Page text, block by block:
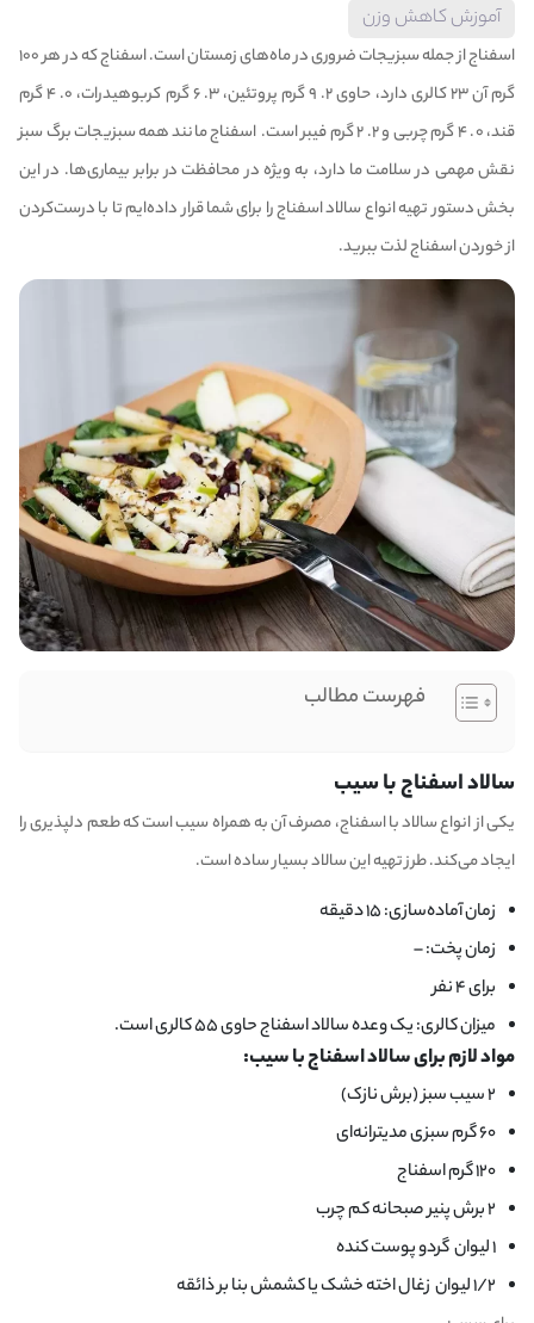
آموزش کاهش وزن
اسفناج از جمله سبزیجات ضروری در ماه‌های زمستان است. اسفناج که در هر ۱۰۰
گرم آن ۲۳ کالری دارد، حاوی ۲. ۹ گرم پروتئین، ۳. ۶ گرم کربوهیدرات، ۰. ۴ گرم
قند، ۰. ۴ گرم چربی و ۲. ۲ گرم
فیبراست. اسفناج مانند همه سبزیجات برگ سبز
نقش مهمی در سلامت ما دارد، به ویژه در محافظت در برابر بیماری‌ها. در این
بخش دستور تهیه انواع سالاد اسفناج را برای شما قرار داده‌ایم تا با درست‌کردن
از خوردن اسفناج لذت ببرید.
فهرست مطالب
سالاد اسفناج با سیب
یکی از انواع سالاد با اسفناج، مصرف آن به همراه سیب است که طعم دلپذیری را
ایجاد می‌کند. طرز تهیه این سالاد بسیار ساده است.
زمان آماده‌سازی: ۱۵ دقیقه
زمان پخت: –
برای ۴ نفر
میزان کالری: یک وعده سالاد اسفناج حاوی ۵۵ کالری است.
مواد لازم برای سالاد اسفناج با سیب:
۲ سیب سبز (برش نازک)
۶۰ گرم سبزی مدیترانه‌ای
۱۲۰ گرم اسفناج
۲ برش پنیر صبحانه کم چرب
۱ لیوان گردو پوست کنده
۱/۲ لیوان زغال اخته خشک یا کشمش بنا بر ذائقه